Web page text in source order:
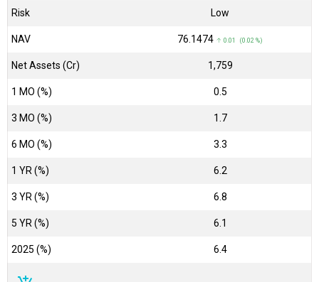
Risk Low
NAV ₹76.1474 ↑ 0.01 (0.02 %)
Net Assets (Cr) ₹1,759
1 MO (%) 0.5
3 MO (%) 1.7
6 MO (%) 3.3
1 YR (%) 6.2
3 YR (%) 6.8
5 YR (%) 6.1
2025 (%) 6.4